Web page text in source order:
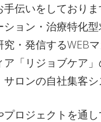
伝いをしておりま
ョン・治療特化
・発信するWEB
「リジョブケア
ロンの自社集客シ
ロジェクトを通